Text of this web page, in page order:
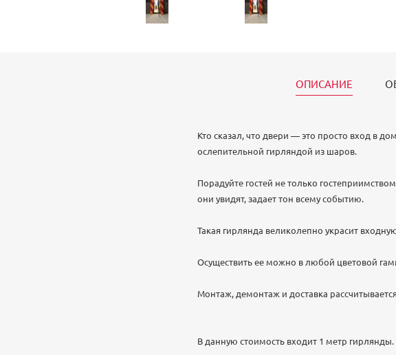
ОПИСАНИЕ
Кто сказал, что двери — это просто вход в
ослепительной гирляндой из шаров.
Порадуйте гостей не только
они увидят, задает тон всему событию.
Такая гирлянда великолепно украсит
Осуществить ее можно в любой цветовой
Монтаж, демонтаж и доставка
В данную стоимость входит 1 метр гирлянды.